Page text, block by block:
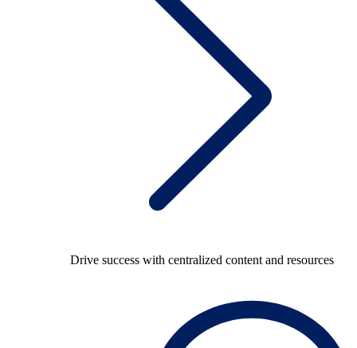
Drive success with centralized content and resources